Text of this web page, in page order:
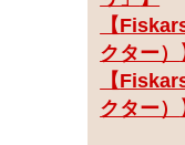
【
クター）
【
クター）